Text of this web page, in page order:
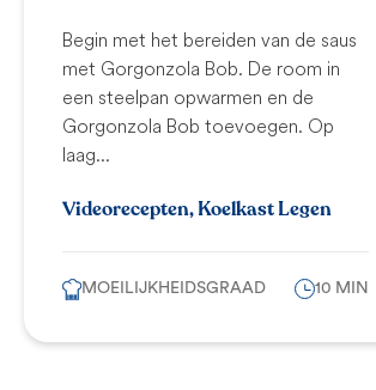
Begin met het bereiden van de saus
met Gorgonzola Bob. De room in
een steelpan opwarmen en de
Gorgonzola Bob toevoegen. Op
laag...
Videorecepten, Koelkast Legen
MOEILIJKHEIDSGRAAD 10 MIN